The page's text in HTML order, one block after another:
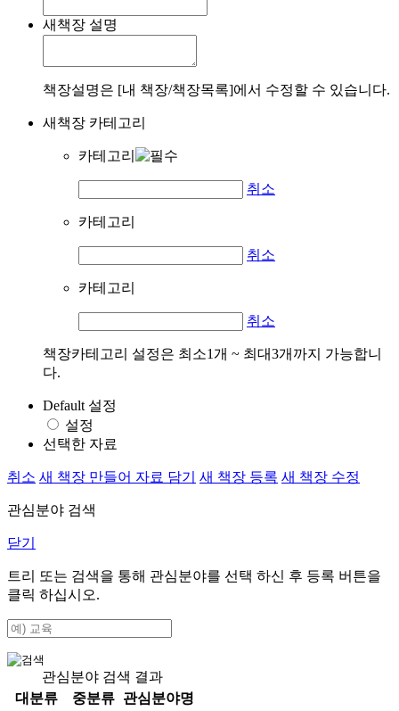
새책장 설명
책장설명은 [내 책장/책장목록]에서 수정할 수 있습니다.
새책장 카테고리
카테고리
취소
카테고리
취소
카테고리
취소
책장카테고리 설정은 최소1개 ~ 최대3개까지 가능합니
다.
Default 설정
설정
선택한 자료
취소 새 책장 만들어 자료 담기 새 책장 등록 새 책장 수정
관심분야 검색
닫기
트리 또는 검색을 통해 관심분야를 선택 하신 후 등록 버튼을
클릭 하십시오.
관심분야 검색 결과
대분류
중분류
관심분야명